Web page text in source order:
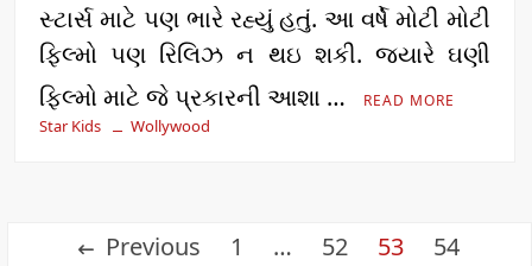
સ્ટાર્સ માટે પણ ભારે રહ્યું હતું. આ વર્ષે મોટી મોટી
ફિલ્મો પણ રિલિઝ ન થઇ શકી. જ્યારે ઘણી
ફિલ્મો માટે જે પ્રકારની આશા …
READ MORE
Star Kids Wollywood
Posts Previous 1 … 52 53
54